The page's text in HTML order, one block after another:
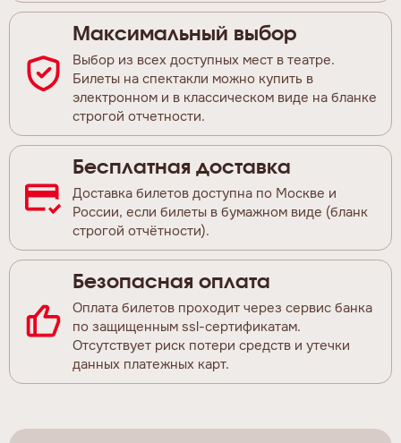
Максимальный выбор
Выбор из всех доступных мест в театре.
Билеты на спектакли можно купить в
электронном и в классическом виде на бланке
строгой отчетности.
Бесплатная доставка
Доставка билетов доступна по Москве и
России, если билеты в бумажном виде (бланк
строгой отчётности).
Безопасная оплата
Оплата билетов проходит через сервис банка
по защищенным ssl-сертификатам.
Отсутствует риск потери средств и утечки
данных платежных карт.